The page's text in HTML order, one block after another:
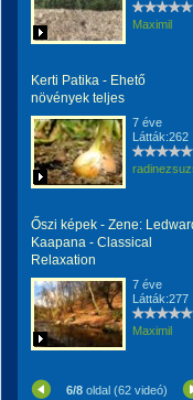
Maximil
Kerti Patika - Ehető
növények teljes
7 éve
Látták:262
Őszi képek - Zene:
Kaapana - Classical
Relaxation
7 éve
Látták:277
Maximil
6/8 oldal (62 videó)